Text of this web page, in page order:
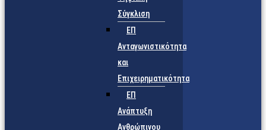
Σύγκλιση
ΕΠ
Ανταγωνιστικότητα
και
Επιχειρηματικότητα
ΕΠ
Ανάπτυξη
Ανθρώπινου